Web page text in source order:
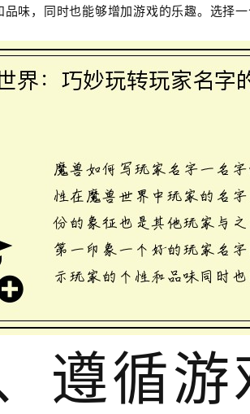
品味，同时也能够增加游戏的乐趣。选择
遵循游